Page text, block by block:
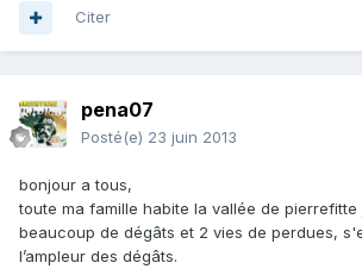
Citer
pena07
Posté(e) 23 juin 2013
bonjour a tous,
toute ma famille habite la vallée de pierrefitte
beaucoup de dégâts et 2 vies de perdues,
l’ampleur des dégâts.